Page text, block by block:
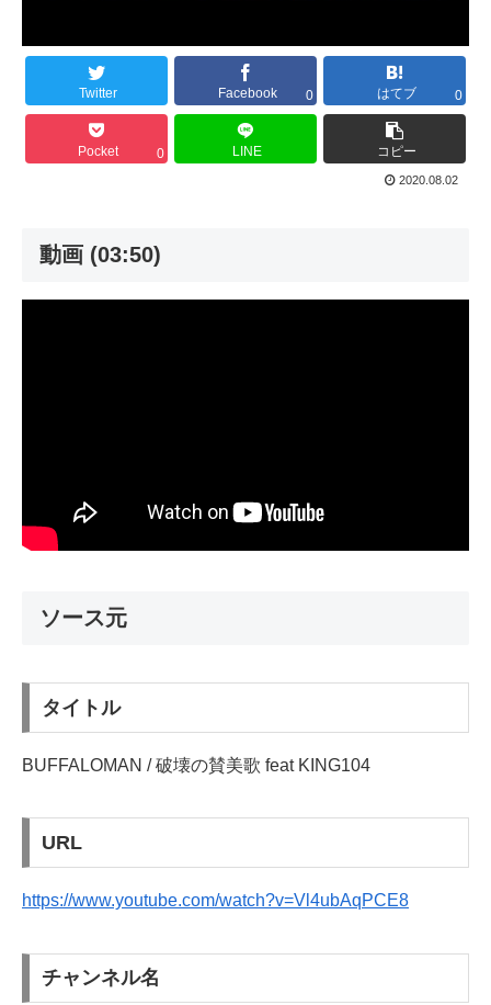
Twitter Facebook 0 はてブ 0
Pocket 0 LINE コピー
2020.08.02
動画 (03:50)
ソース元
タイトル
BUFFALOMAN / 破壊の賛美歌 feat KING104
URL
https://www.youtube.com/watch?v=Vl4ubAqPCE8
チャンネル名